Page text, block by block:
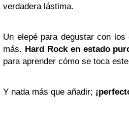
verdadera lástima.
Un elepé para degustar con
más. Hard Rock en estado
para aprender cómo se toca
Y nada más que añadir;